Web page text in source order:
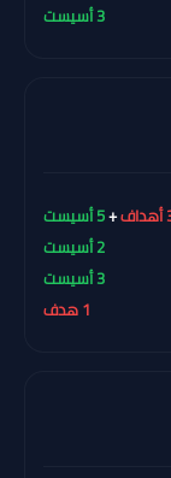
+5 أسيست